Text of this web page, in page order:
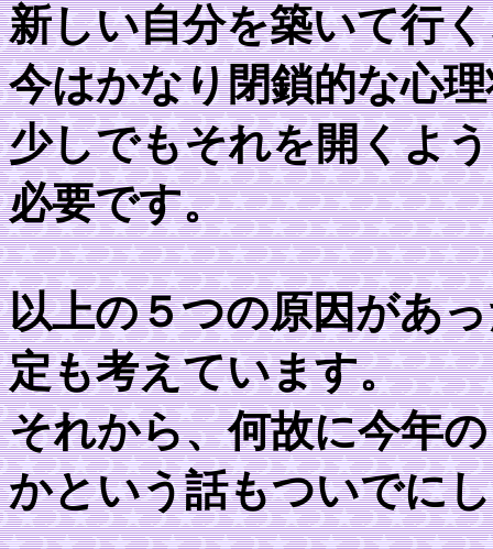
新しい自分を築いて行
今はかなり閉鎖的な心
少しでもそれを開くよ
必要です。
以上の５つの原因があ
定も考えています。
それから、何故に今年
かという話もついでに